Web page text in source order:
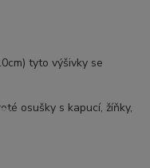
tyto výšivky se
osušky s kapucí, žíňky,